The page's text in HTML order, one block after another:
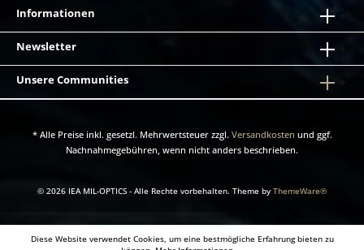
Informationen
Newsletter
Unsere Communities
* Alle Preise inkl. gesetzl. Mehrwertsteuer zzgl. Versandkosten und ggf.
Nachnahmegebühren, wenn nicht anders beschrieben.
© 2026 IEA MIL-OPTICS - Alle Rechte vorbehalten. Theme by ThemeWare®
Diese Website verwendet Cookies, um eine bestmögliche Erfahrung bieten zu